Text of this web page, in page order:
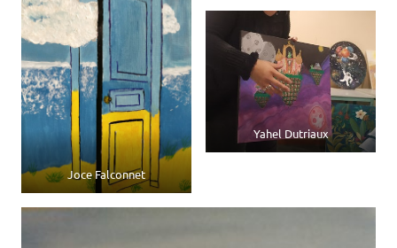
Joce Falconnet
Yahel Dutriaux